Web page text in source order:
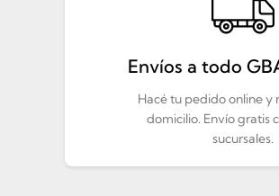
Envíos a todo
Hacé tu pedido online y
domicilio. Envío gratis
sucursales.